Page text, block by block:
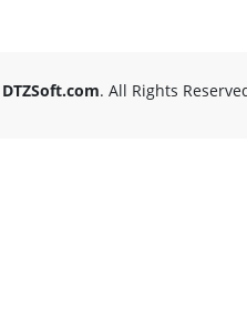
DTZSoft.com. All Rights